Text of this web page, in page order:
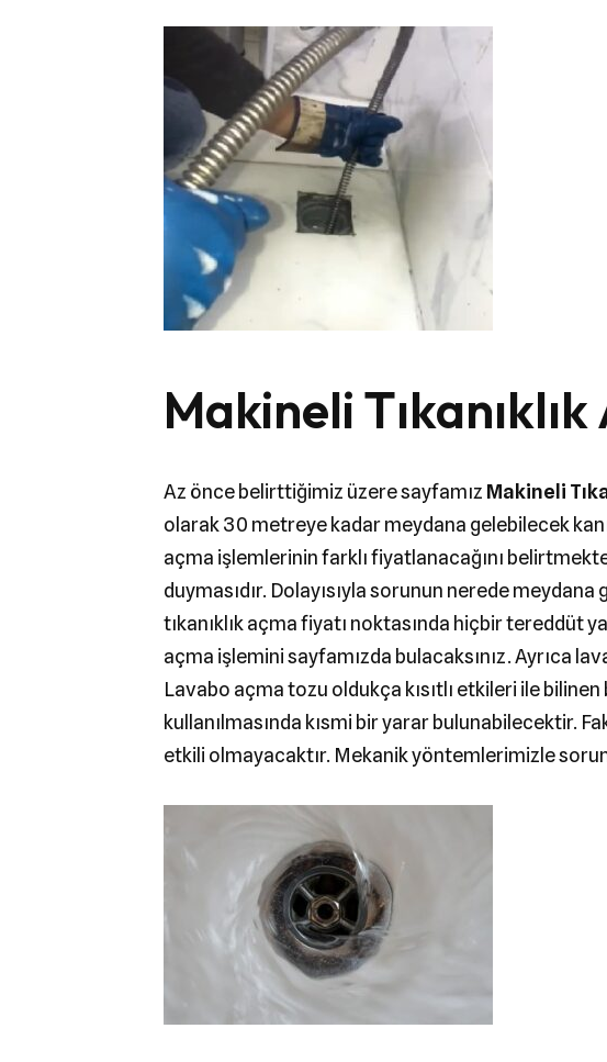
Makineli
Az önce belirttiğimiz üzere sayfamız Makineli
olarak 30 metreye kadar meydana gelebilecek
açma işlemlerinin farklı fiyatlanacağını
duymasıdır. Dolayısıyla sorunun nerede
tıkanıklık açma fiyatı noktasında hiçbir tereddüt
açma işlemini sayfamızda bulacaksınız. Ayrıca
Lavabo açma tozu oldukça kısıtlı etkileri ile
kullanılmasında kısmi bir yarar bulunabilecektir.
etkili olmayacaktır. Mekanik yöntemlerimizle